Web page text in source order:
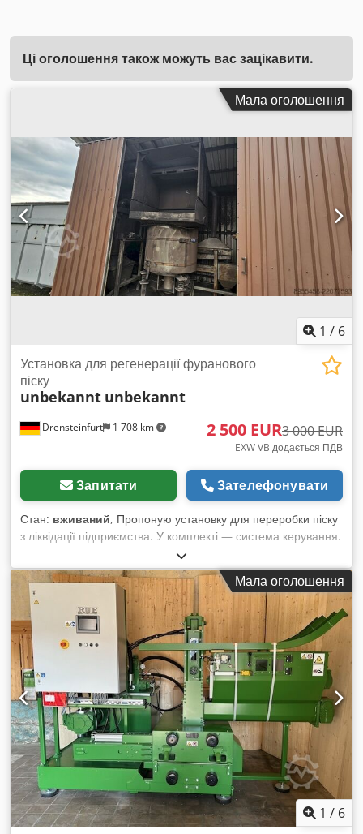
Ці оголошення також можуть вас зацікавити.
Мала оголошення
1 / 6
Drensteinfurt 1 708 km
Установка для регенерації фуранового
піску
unbekannt unbekannt
2 500 EUR3 000 EUR
EXW VB додається ПДВ
Запитати Зателефонувати
Стан: вживаний, Пропоную установку для переробки піску
з ліквідації підприємства. У комплекті — система керування.
Обладнання наразі ще підключене і до закриття
підприємства було справне. Самостійний демонтаж.
Додаткові фото й інформація, а також огляд — за запитом.
Csdpfx Acszb Ef Heysha Ви можете надіслати вашу цінову
пропозицію. Демонтаж здійснюється самостійно.
Організацію демонтажу можемо забезпечити за окрему
оплату. Продаж ТІЛЬКИ для підприємців. Виставляється
рахунок-фактура з ПДВ. Без гарантії та жодних зобов'язань.
Мала оголошення
1 / 6